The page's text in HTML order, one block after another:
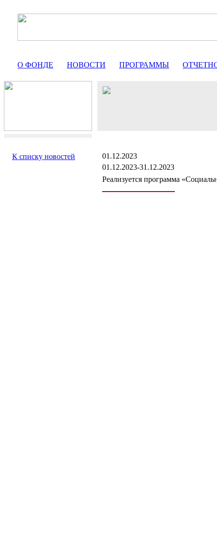
О ФОНДЕ НОВОСТИ ПРОГРАММЫ
К списку новостей
01.12.2023
01.12.2023-31.12.2023
Реализуется программа